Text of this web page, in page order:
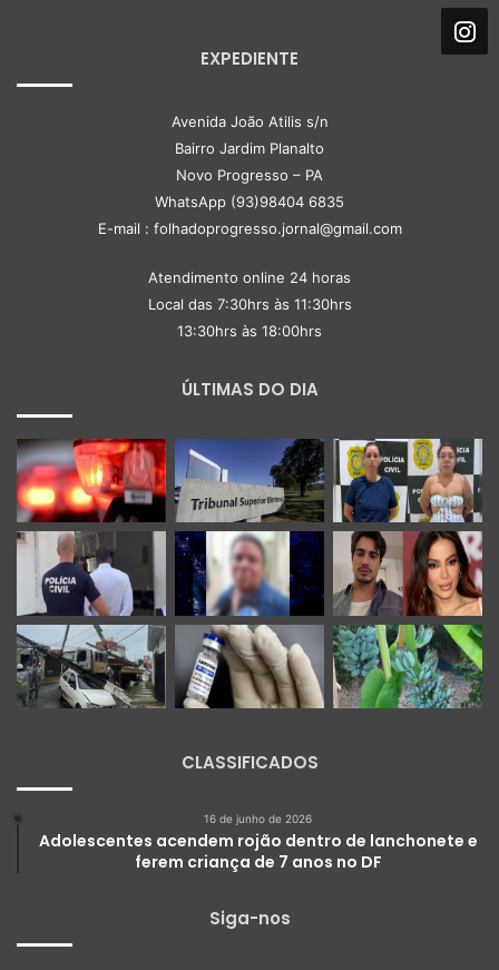
EXPEDIENTE
Avenida João Atilis s/n
Bairro Jardim Planalto
Novo Progresso – PA
WhatsApp (93)98404 6835
E-mail : folhadoprogresso.jornal@gmail.com
Atendimento online 24 horas
Local das 7:30hrs às 11:30hrs
13:30hrs às 18:00hrs
ÚLTIMAS DO DIA
CLASSIFICADOS
16 de junho de 2026
Adolescentes acendem rojão dentro de lanchonete e
ferem criança de 7 anos no DF
Siga-nos